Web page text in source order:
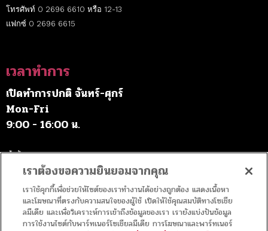
โทรศัพท์ 0 2696 6610 หรือ 12-13
แฟกซ์ 0 2696 6615
เวลาทำการ
เปิดทำการปกติ จันทร์-ศุกร์
Mon-Fri
9:00 - 16:00 น.
เว้นวันหยุดราชการ
ค่าบริการ
เข้าชมฟรี
เราต้องขอความยินยอมจากคุณ
เราใช้คุกกี้เพื่อช่วยให้ไซต์ของเราทำงานได้อย่างถูกต้อง แสดงเนื้อหา
และโฆษณาที่ตรงกับความสนใจของผู้ใช้ เปิดให้ใช้คุณสมบัติทางโซเชีย
ลมีเดีย และเพื่อวิเคราะห์การเข้าถึงข้อมูลของเรา เรายังแบ่งปันข้อมูล
การใช้งานไซต์กับพาร์ทเนอร์โซเชียลมีเดีย การโฆษณาและพาร์ทเนอร์